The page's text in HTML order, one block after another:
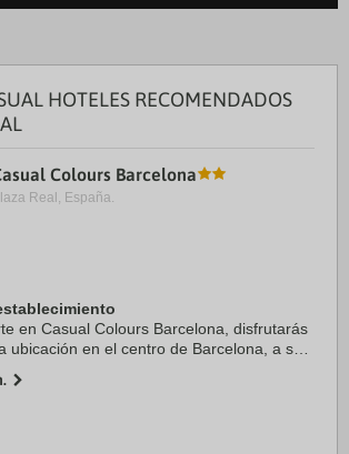
HOTELES RECOMENDADOS
Colours Barcelona
Real, España.
en Casual Colours Barcelona, disfrutarás
ubicación en el centro de Barcelona, a solo
se ...